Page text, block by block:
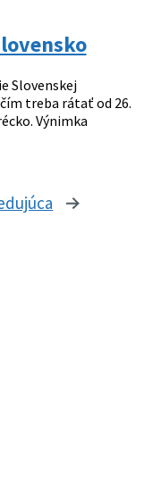
Slovenskej
treba rátať od 26.
Výnimka
stránka